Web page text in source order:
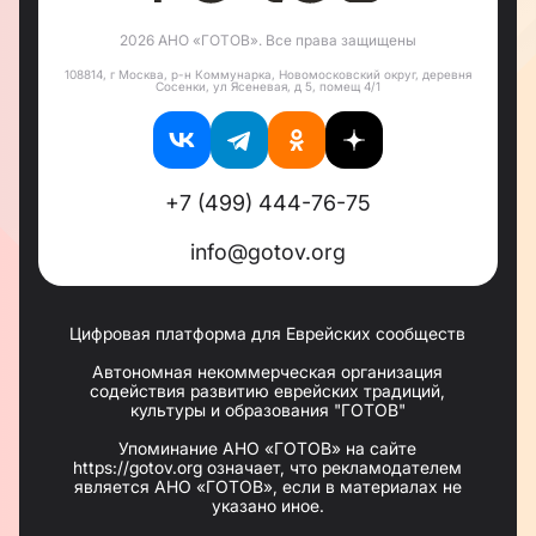
на молитвы, отмечается Шаббат, Рош Ходеш и
еврейские праздники. В начале нового учебного
года запускается программа Enerjew и
начинаются уроки иврита. В синагоге общины
регулярно собирается миньян на молитву. Члены
общины выбирают помещение «Центра роста»
для проведения свадеб, обрезаний, опшерниш, и
просто семейных событий.
2026 АНО «ГОТОВ». Все права защищены
108814, г Москва, р-н Коммунарка, Новомосковский округ, деревня
Сосенки, ул Ясеневая, д 5, помещ 4/1
+7 (499) 444-76-75
info@gotov.org
Цифровая платформа для Еврейских сообществ
Автономная некоммерческая организация
содействия развитию еврейских традиций,
культуры и образования "ГОТОВ"
Упоминание АНО «ГОТОВ» на сайте
https://gotov.org означает, что рекламодателем
является АНО «ГОТОВ», если в материалах не
указано иное.